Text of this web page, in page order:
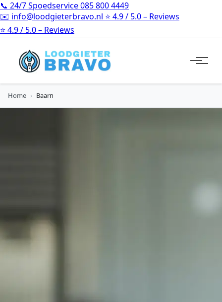
📞 24/7 Spoedservice085 800 4449
✉️ info@loodgieterbravo.nl ⭐ 4.9 / 5.0 – Reviews
⭐ 4.9 / 5.0 – Reviews
Home › Baarn